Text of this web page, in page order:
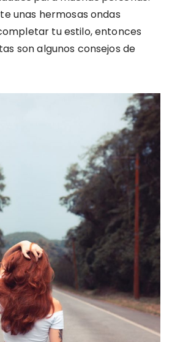
unas hermosas ondas
tu estilo, entonces
son algunos consejos de